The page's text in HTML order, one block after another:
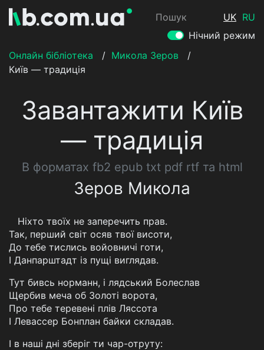
Пошук UK RU
Нічний режим
Онлайн бібліотека
/ Микола Зеров
/
Київ — традиція
Завантажити Київ
— традиція
В форматах fb2 epub txt pdf rtf та html
Зеров Микола
Ніхто твоїх не заперечить прав.
Так, перший світ осяв твої висоти,
До тебе тислись войовничі готи,
І Данпарштадт із пущі виглядав.
Тут бивсь норманн, і лядський Болеслав
Щербив меча об Золоті ворота,
Про тебе теревені плів Ляссота
І Левассер Бонплан байки складав.
І в наші дні зберіг ти чар-отруту: